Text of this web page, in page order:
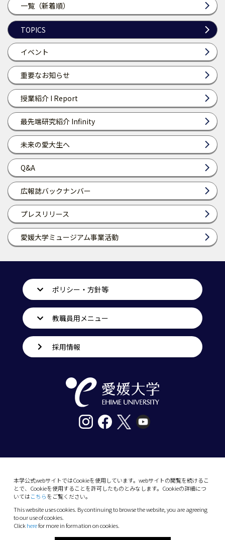
一覧（新着順）
TOPICS
イベント
重要なお知らせ
授業紹介 I Report
最先端研究紹介 Infinity
未来の愛大生へ
Q&A
広報誌バックナンバー
プレスリリース
愛媛大学ミュージアム事業活動
本学公式webサイトではCookieを使用しています。webサイトの閲覧を続けるこ
とで、Cookieを使用することを許可したものとみなします。Cookieの詳細につ
いてはこちらをご覧ください。
This website uses cookies. By continuing to browse the website, you are agreeing
to our use of cookies.
Clickherefor more in formation on cookies.
ポリシー・方針等
教職員用メニュー
採用情報
10-13 Dogo-Himata, Matsuyama, Ehime 790-
Phone: +81 89-927-9000